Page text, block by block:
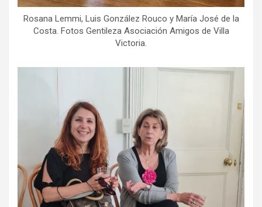
Rosana Lemmi, Luis González Rouco y María José de la
Costa. Fotos Gentileza Asociación Amigos de Villa
Victoria.